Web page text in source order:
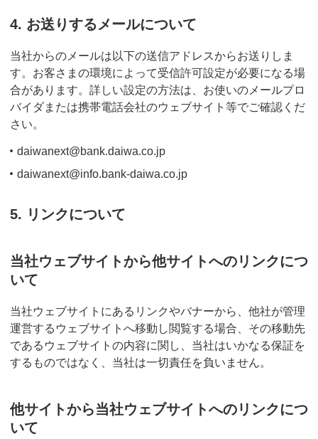
4. お送りするメールについて
当社からのメールは以下の送信アドレスからお送りしま
す。お客さまの環境によって受信許可設定が必要になる場
合があります。詳しい設定の方法は、お使いのメールプロ
バイダまたは携帯電話会社のウェブサイト等でご確認くだ
さい。
daiwanext@bank.daiwa.co.jp
daiwanext@info.bank-daiwa.co.jp
5. リンクについて
当社ウェブサイトから他サイトへのリンクにつ
いて
当社ウェブサイトにあるリンクやバナーから、他社が管理
運営するウェブサイトへ移動し閲覧する場合、その移動先
であるウェブサイトの内容に関し、当社はいかなる保証を
するものではなく、当社は一切責任を負いません。
他サイトから当社ウェブサイトへのリンクにつ
いて